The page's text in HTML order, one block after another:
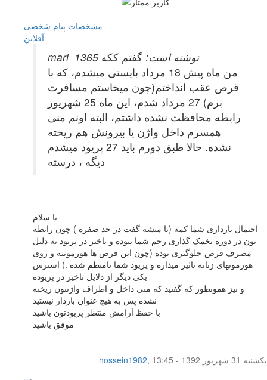
مشخصات پیام شخصی
آفلاين
mari_1365 نوشته است: گفتم ککه
من ماه پیش 18 مرداد بایستی میشدم، که با
قرص عقب انداختم(چون میخاستم مسافرت
برم) 27 مرداد شدم، این ماه 25 شهریور
رابطه محافظت نشده داشتم، البته اونم منی
همسرم داخل واژن یا بیرونش هم ریخته
نشده. حالا طبق دورم باید 27 پریود میشدم
دیگه ، درسته
با سلام
احتمال بارداری شما کمه (یا میشه گفت در حد صفره ) چون رابطه
تون در دوره تخمک گذاری رحم شما نبوده و تاخیر در پریود به دلیل
مصرف قرص جلوگیری بوده (چون این قرص ها هورمونیه و روی
هورمونهای زنانه تاثیر میذاره و پریود شما نامنظم شده .) استرس
یکی دیگر از دلایل تاخیر در پریوده
و نیز همونطور که گفتید که منی داخل و اطراف واژنتون ریخته
نشده پس به هیچ عنوان باردار نیستید
با حفظ آرامش منتظر پریودتون باشید
موفق باشید
hossein1982,
یکشنبه 31 شهریور 1392 - 13:45